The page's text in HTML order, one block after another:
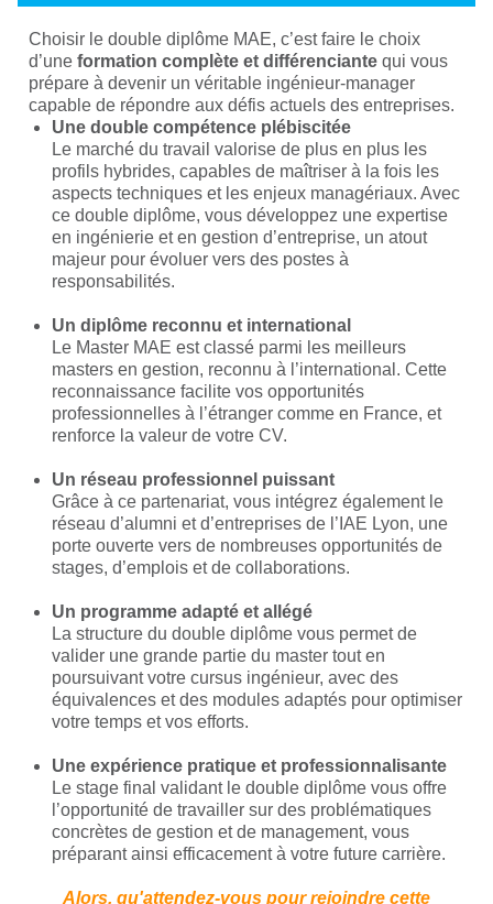
Choisir le double diplôme MAE, c’est faire le choix
d’une formation complète et différenciante qui vous
prépare à devenir un véritable ingénieur-manager
capable de répondre aux défis actuels des entreprises.
Une double compétence plébiscitée
Le marché du travail valorise de plus en plus les
profils hybrides, capables de maîtriser à la fois les
aspects techniques et les enjeux managériaux. Avec
ce double diplôme, vous développez une expertise
en ingénierie et en gestion d’entreprise, un atout
majeur pour évoluer vers des postes à
responsabilités.
Un diplôme reconnu et international
Le Master MAE est classé parmi les meilleurs
masters en gestion, reconnu à l’international. Cette
reconnaissance facilite vos opportunités
professionnelles à l’étranger comme en France, et
renforce la valeur de votre CV.
Un réseau professionnel puissant
Grâce à ce partenariat, vous intégrez également le
réseau d’alumni et d’entreprises de l’IAE Lyon, une
porte ouverte vers de nombreuses opportunités de
stages, d’emplois et de collaborations.
Un programme adapté et allégé
La structure du double diplôme vous permet de
valider une grande partie du master tout en
poursuivant votre cursus ingénieur, avec des
équivalences et des modules adaptés pour optimiser
votre temps et vos efforts.
Une expérience pratique et professionnalisante
Le stage final validant le double diplôme vous offre
l’opportunité de travailler sur des problématiques
concrètes de gestion et de management, vous
préparant ainsi efficacement à votre future carrière.
Alors, qu'attendez-vous pour rejoindre cette